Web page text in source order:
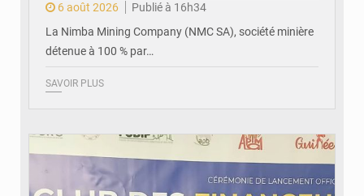
6 août 2026
Publié à 16h34
La Nimba Mining Company (NMC SA), société minière
détenue à 100 % par…
SAVOIR PLUS